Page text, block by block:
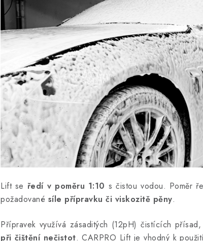
Lift se ředí v poměru 1:10 s čistou vodou. Poměr
požadované síle přípravku či viskozitě pěny.
Přípravek využívá zásaditých (12pH) čistících
při čištění nečistot. CARPRO Lift je vhodný k